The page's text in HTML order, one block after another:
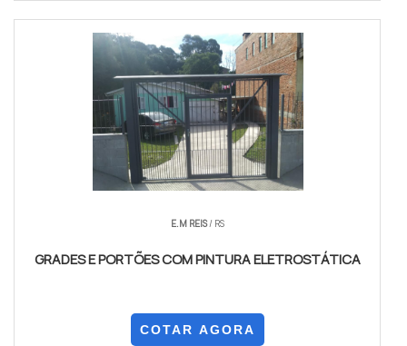
E.M REIS/ RS
GRADES E PORTÕES COM PINTURA ELETROSTÁTICA
COTAR AGORA